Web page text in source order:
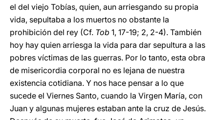
el del viejo Tobías, quien, aun arriesgando su propia
vida, sepultaba a los muertos no obstante la
prohibición del rey (Cf. Tob 1, 17-19; 2, 2-4). También
hoy hay quien arriesga la vida para dar sepultura a las
pobres víctimas de las guerras. Por lo tanto, esta obra
de misericordia corporal no es lejana de nuestra
existencia cotidiana. Y nos hace pensar a lo que
sucede el Viernes Santo, cuando la Virgen María, con
Juan y algunas mujeres estaban ante la cruz de Jesús.